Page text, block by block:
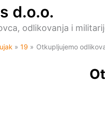
d.o.o.
odlikovanja i
19 Otkupljujemo